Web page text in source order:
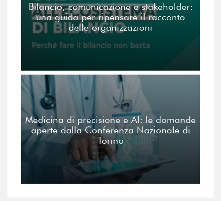
Bilancio, comunicazione e stakeholder:
una guida per ripensare il racconto
delle organizzazioni
Medicina di precisione e AI: le domande
aperte dalla Conferenza Nazionale di
Torino